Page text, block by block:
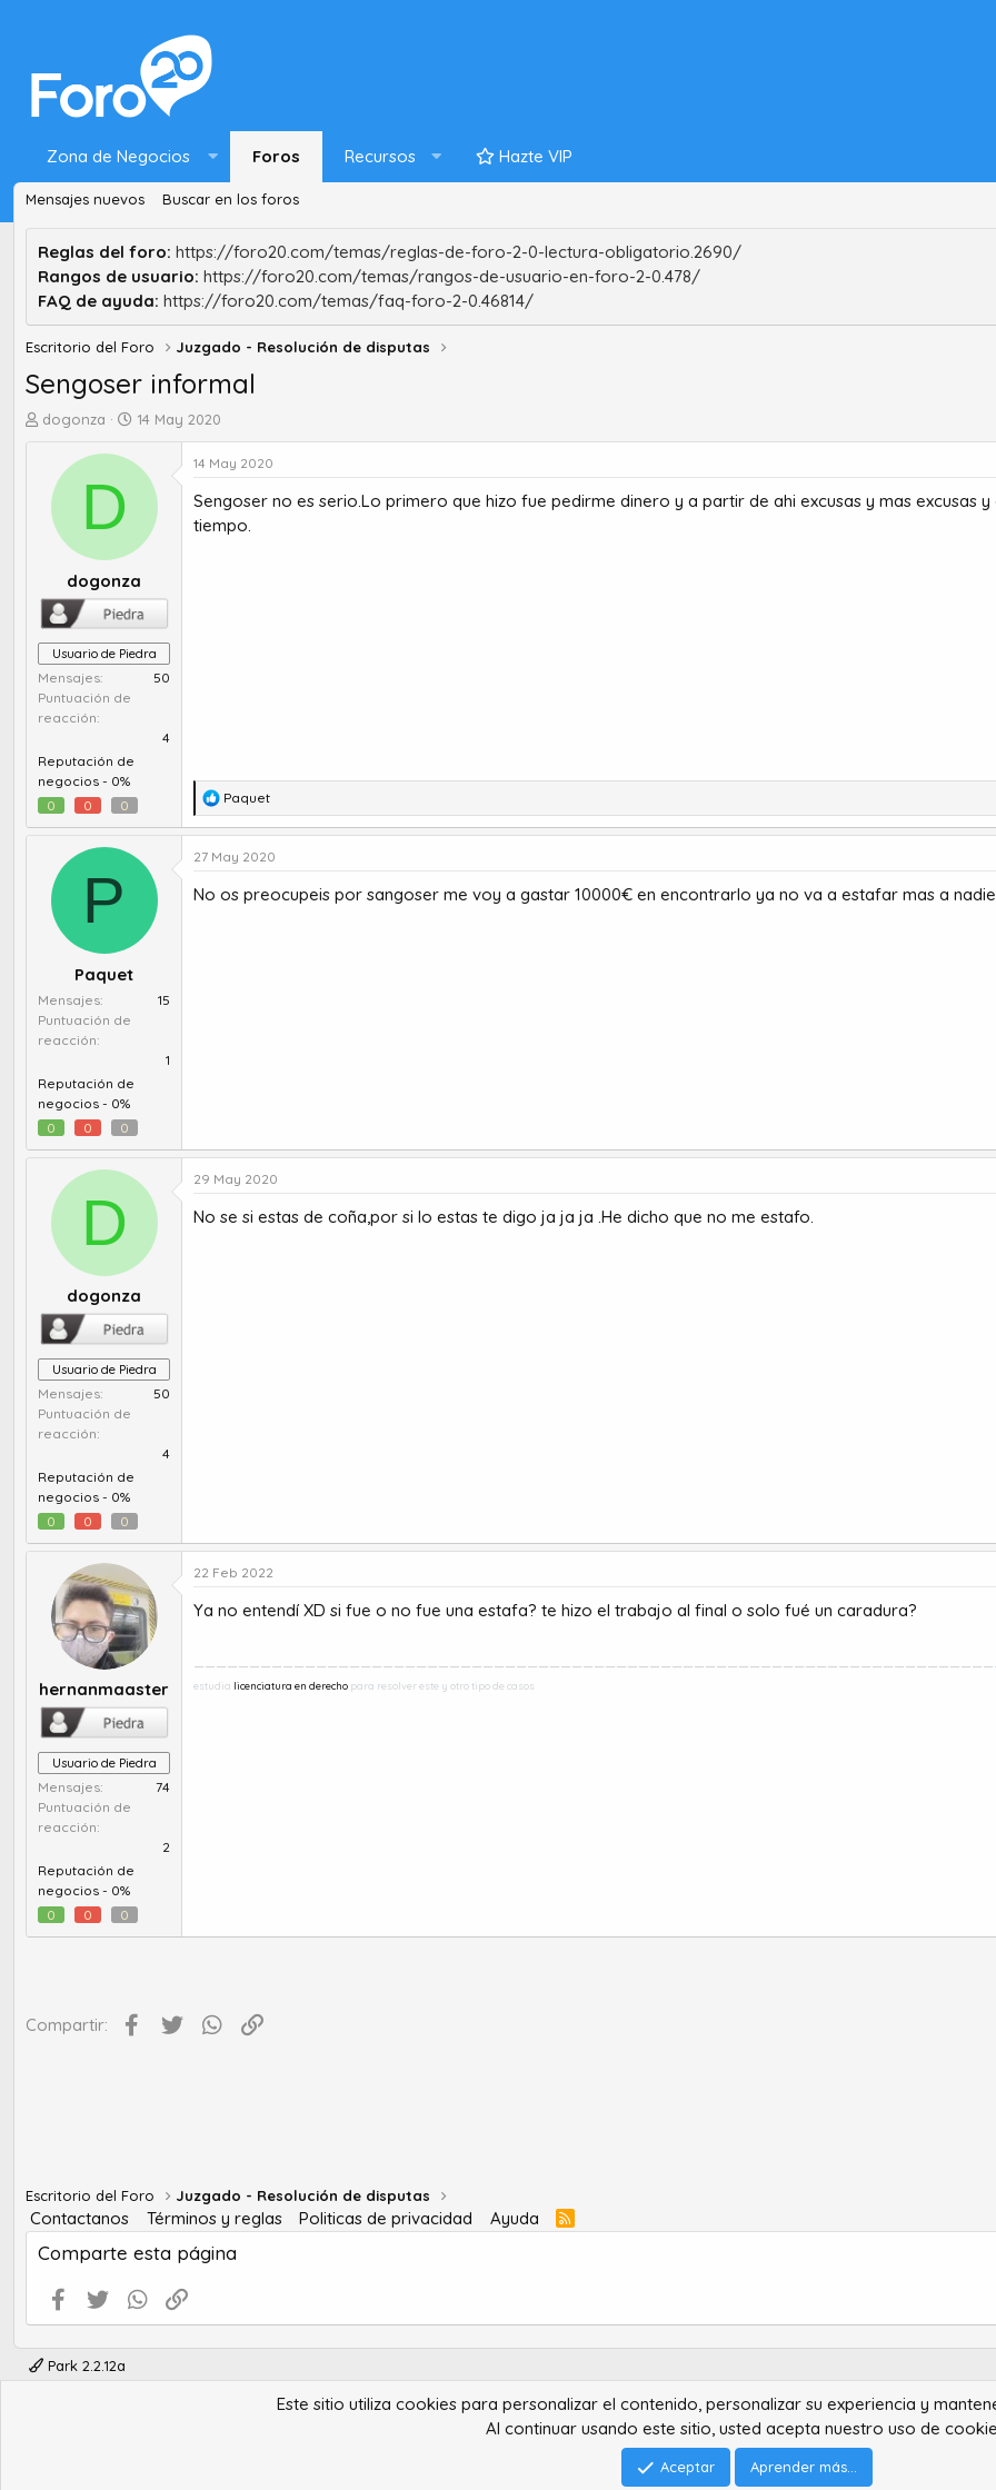
Zona de Negocios Foros Recursos Hazte VIP
Mensajes nuevos Buscar en los foros
Reglas del foro: https://foro20.com/temas/reglas-de-foro-2-0-lectura-obligatorio.2690/
Rangos de usuario: https://foro20.com/temas/rangos-de-usuario-en-foro-2-0.478/
FAQ de ayuda: https://foro20.com/temas/faq-foro-2-0.46814/
Escritorio del Foro Juzgado - Resolución de disputas
Sengoser informal
A
m
a
dogonza
F
e
n
i
c
i
14 May 2020
D
dogonza
Usuario de Piedra
Mensajes
50
Puntuación de
reacción
4
Reputación de
negocios - 0%
0
0 0
14 May 2020
Sengoser no es serio.Lo primero que hizo fue pedirme dinero y a partir de ahi excusas y mas excusas
tiempo.
R
e
a
c
i
Paquet
P
Paquet
Mensajes
15
Puntuación de
reacción
1
Reputación de
negocios - 0%
0
0 0
27 May 2020
No os preocupeis por sangoser me voy a gastar 10000€ en encontrarlo ya no va a estafar mas a nadie
D
dogonza
Usuario de Piedra
Mensajes
50
Puntuación de
reacción
4
Reputación de
negocios - 0%
0
0 0
29 May 2020
No se si estas de coña,por si lo estas te digo ja ja ja .He dicho que no me estafo.
hernanmaaster
Usuario de Piedra
Mensajes
74
Puntuación de
reacción
2
Reputación de
negocios - 0%
0
0 0
22 Feb 2022
Ya no entendí XD si fue o no fue una estafa? te hizo el trabajo al final o solo fué un caradura?
estudia licenciatura en derecho para resolver este y otro tipo de casos
Compartir: Facebook
Twitter WhatsApp
Escritorio del Foro Juzgado - Resolución de disputas
Contactanos Términos y reglas Politicas de privacidad Ayuda
S
Comparte esta página
Facebook
Twitter WhatsApp
Park 2.2.12a
Community platform by XenForo © 2010-2022 XenForo Ltd.
Advanced Forum Stats by AddonFlare - Premium XF2 Addons
Park theme made byStylesFactory.pl
Este sitio utiliza cookies para personalizar el contenido, personalizar su experiencia y
Al continuar usando este sitio, usted acepta nuestro uso de
Aceptar Aprender más...